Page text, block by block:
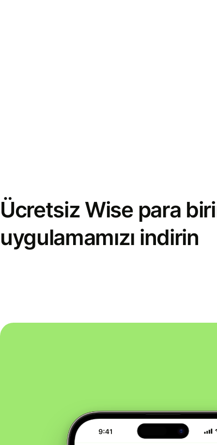
Ücretsiz Wise para
uygulamamızı indirin